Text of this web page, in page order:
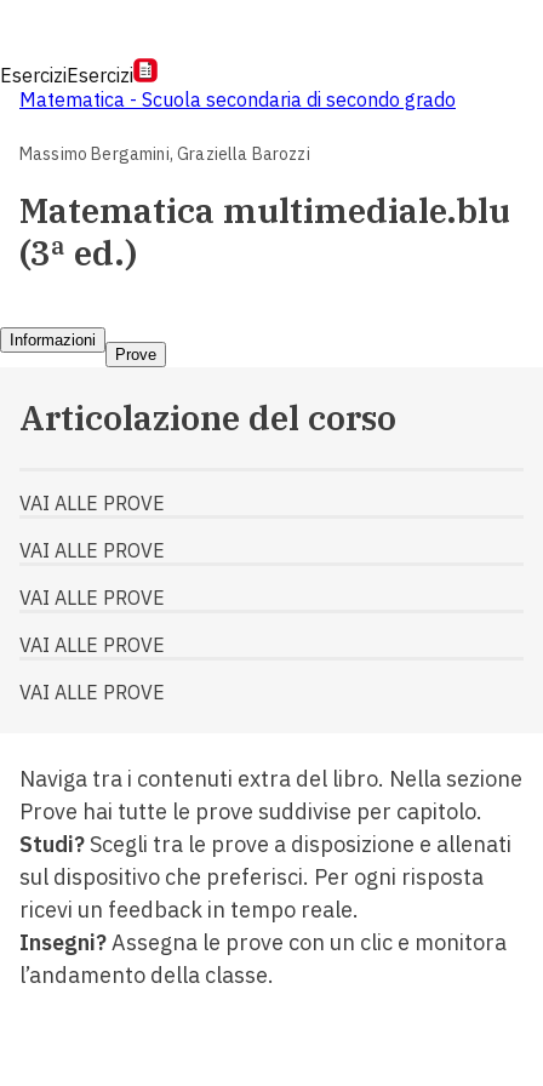
EserciziEsercizi
Matematica - Scuola secondaria di secondo grado
Massimo Bergamini,Graziella Barozzi
Matematica multimediale.blu
(3ª ed.)
Informazioni
Prove
Articolazione del corso
VAI ALLE PROVE
VAI ALLE PROVE
VAI ALLE PROVE
VAI ALLE PROVE
VAI ALLE PROVE
Naviga tra i contenuti extra del libro. Nella sezione
Prove hai tutte le prove suddivise per capitolo.
Studi?Scegli tra le prove a disposizione e allenati
sul dispositivo che preferisci. Per ogni risposta
ricevi un feedback in tempo reale.
Insegni? Assegna le prove con un clic e monitora
l’andamento della classe.